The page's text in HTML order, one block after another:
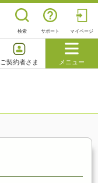
検索 サポート マイページ
ご契約者さま メニュー